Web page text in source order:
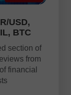
USD,
BTC
section of
from
financial